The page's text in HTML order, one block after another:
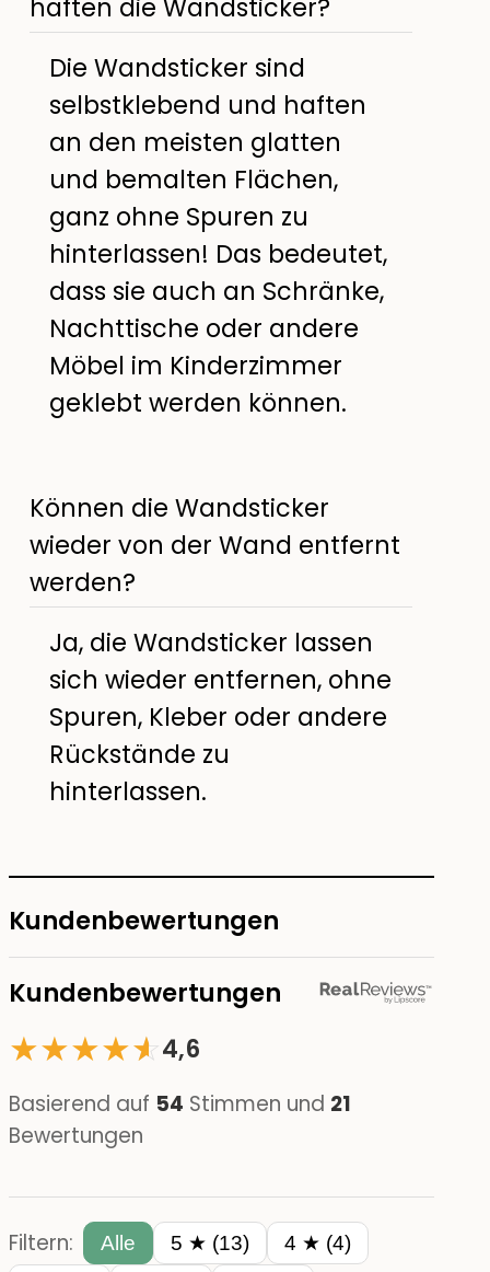
haften die Wandsticker?
Die Wandsticker sind
selbstklebend und haften
an den meisten glatten
und bemalten Flächen,
ganz ohne Spuren zu
hinterlassen! Das bedeutet,
dass sie auch an Schränke,
Nachttische oder andere
Möbel im Kinderzimmer
geklebt werden können.
Können die Wandsticker
wieder von der Wand entfernt
werden?
Ja, die Wandsticker lassen
sich wieder entfernen, ohne
Spuren, Kleber oder andere
Rückstände zu
hinterlassen.
Kundenbewertungen
Kundenbewertungen
★★★★☆
★4,6
Basierend auf 54 Stimmen und 21
Bewertungen
Filtern: Alle 5 ★ (13)
4 ★ (4)